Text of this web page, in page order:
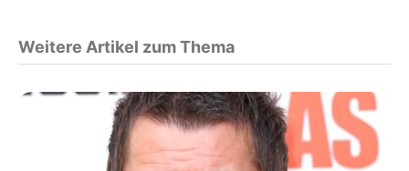
Weitere Artikel zum Thema